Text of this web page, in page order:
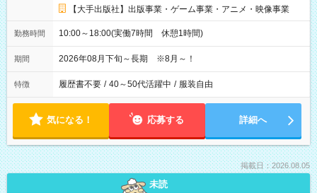
【大手出版社】出版事業・ゲーム事業・アニメ・映像事業
勤務時間 10:00～18:00(実働7時間 休憩1時間)
期間 2026年08月下旬～長期 ※8月～！
特徴 履歴書不要 / 40～50代活躍中 / 服装自由
気になる！ 応募する 詳細へ
掲載日：2026.08.05
未読